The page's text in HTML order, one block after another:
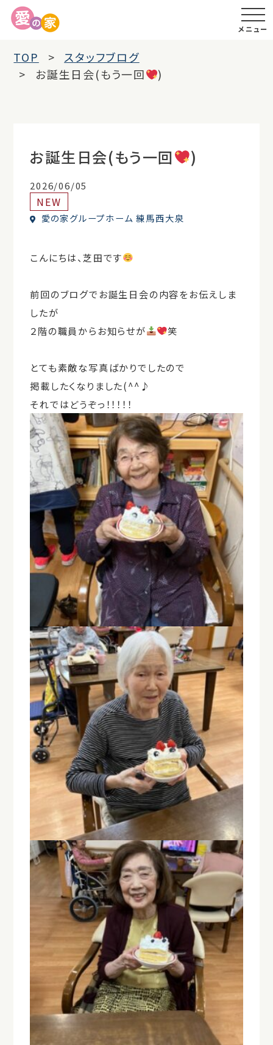
メニュー
TOP
スタッフブログ
お誕生日会(もう一回
)
お誕生日会(もう一回 )
2026/06/05
NEW
愛の家グループホーム 練馬西大泉
こんにちは、芝田です
前回のブログでお誕生日会の内容をお伝えしま
したが
２階の職員からお知らせが
笑
とても素敵な写真ばかりでしたので
掲載したくなりました(^^♪
それではどうぞっ！！！！！